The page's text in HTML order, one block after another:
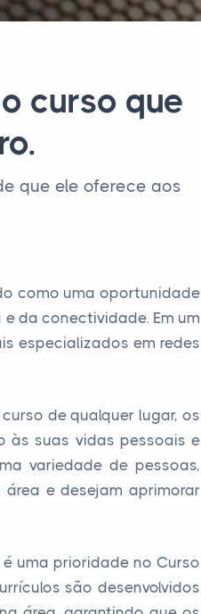
curso que
que ele oferece aos
como uma oportunidade
da conectividade. Em um
especializados em redes
de qualquer lugar, os
às suas vidas pessoais e
variedade de pessoas,
e desejam aprimorar
uma prioridade no Curso
são desenvolvidos